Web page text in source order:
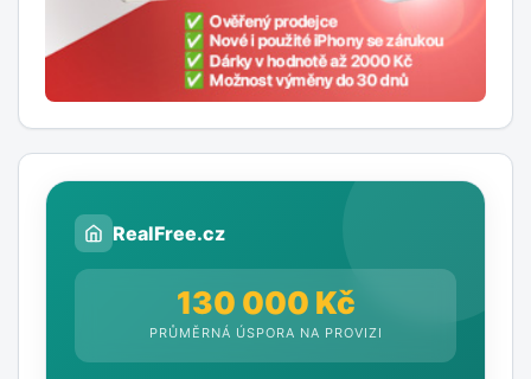
RealFree.cz
130 000 Kč
PRŮMĚRNÁ ÚSPORA NA PROVIZI